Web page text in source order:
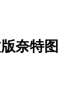
奈特图